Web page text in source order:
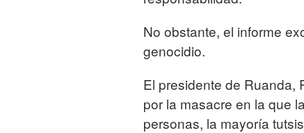
No obstante, el informe
genocidio.
El presidente de Ruanda,
por la masacre en la que
personas, la mayoría